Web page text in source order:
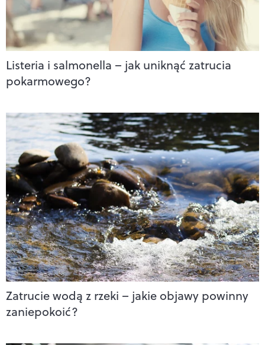
Listeria i salmonella – jak uniknąć zatrucia
pokarmowego?
Zatrucie wodą z rzeki – jakie objawy powinny
zaniepokoić?